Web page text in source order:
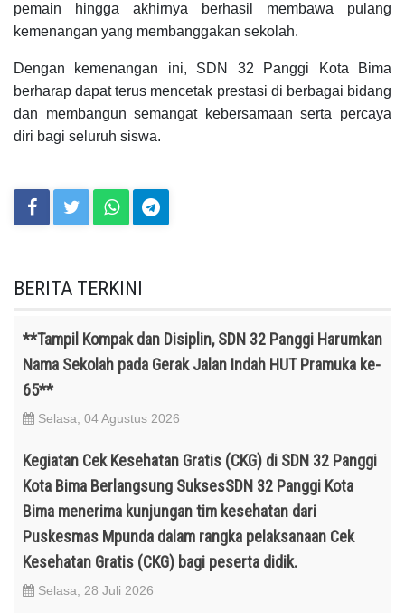
pemain hingga akhirnya berhasil membawa pulang
kemenangan yang membanggakan sekolah.
Dengan kemenangan ini, SDN 32 Panggi Kota Bima
berharap dapat terus mencetak prestasi di berbagai bidang
dan membangun semangat kebersamaan serta percaya
diri bagi seluruh siswa.
BERITA TERKINI
**Tampil Kompak dan Disiplin, SDN 32 Panggi Harumkan
Nama Sekolah pada Gerak Jalan Indah HUT Pramuka ke-
65**
Selasa, 04 Agustus 2026
Kegiatan Cek Kesehatan Gratis (CKG) di SDN 32 Panggi
Kota Bima Berlangsung SuksesSDN 32 Panggi Kota
Bima menerima kunjungan tim kesehatan dari
Puskesmas Mpunda dalam rangka pelaksanaan Cek
Kesehatan Gratis (CKG) bagi peserta didik.
Selasa, 28 Juli 2026